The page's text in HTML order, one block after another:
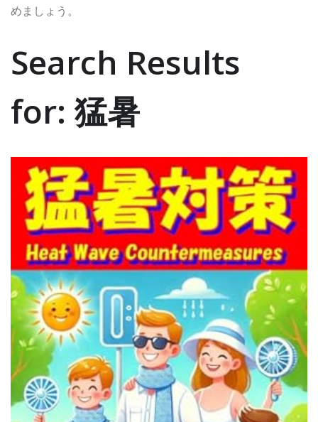
めましょう。
Search Results
for: 猛暑